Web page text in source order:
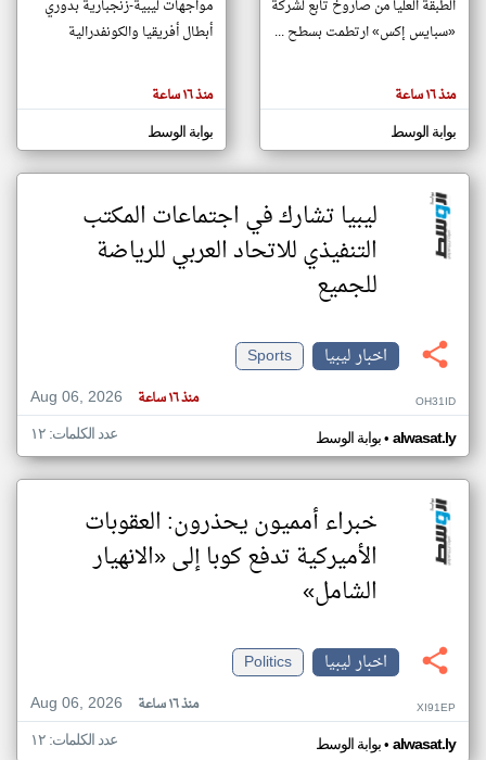
مصادر الأخبار من ليبيا
اخبار ليبيا على مدار الساعة
أهم اخبار ليبيا العاجلة والمباشرة
المقالات
هنا عن
وجهة
كاتبيها.
الطبقة العليا من صاروخ تابع لشركة
«سبايس إكس» ارتطمت بسطح ...
منذ ١٦ ساعة
بوابة الوسط
مواجهات ليبية-زنجبارية بدوري
أبطال أفريقيا والكونفدرالية
منذ ١٦ ساعة
بوابة الوسط
ليبيا تشارك في اجتماعات المكتب
التنفيذي للاتحاد العربي للرياضة
للجميع
اخبار ليبيا
Sports
Aug 06, 2026
منذ ١٦ ساعة OH31ID
بوابة الوسط• alwasat.ly عدد الكلمات: ١٢
خبراء أمميون يحذرون: العقوبات
الأميركية تدفع كوبا إلى «الانهيار
الشامل»
اخبار ليبيا
Politics
Aug 06, 2026
منذ ١٦ ساعة XI91EP
بوابة الوسط• alwasat.ly عدد الكلمات: ١٢
klyoum.com